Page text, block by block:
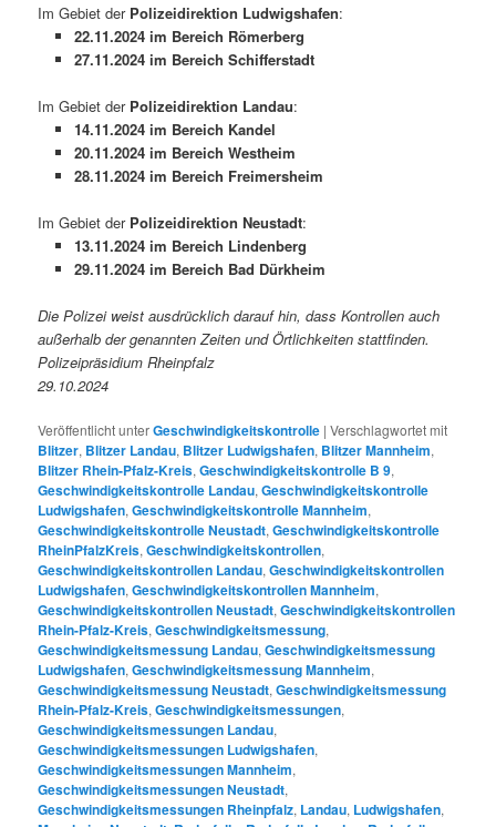
Im Gebiet der Polizeidirektion Ludwigshafen:
22.11.2024 im Bereich Römerberg
27.11.2024 im Bereich Schifferstadt
Im Gebiet der Polizeidirektion Landau:
14.11.2024 im Bereich Kandel
20.11.2024 im Bereich Westheim
28.11.2024 im Bereich Freimersheim
Im Gebiet der Polizeidirektion Neustadt:
13.11.2024 im Bereich Lindenberg
29.11.2024 im Bereich Bad Dürkheim
Die Polizei weist ausdrücklich darauf hin, dass Kontrollen auch
außerhalb der genannten Zeiten und Örtlichkeiten stattfinden.
Polizeipräsidium Rheinpfalz
29.10.2024
Veröffentlicht unterGeschwindigkeitskontrolle |Verschlagwortet mit
Blitzer, Blitzer Landau, Blitzer Ludwigshafen, Blitzer Mannheim,
Blitzer Rhein-Pfalz-Kreis,Geschwindigkeitskontrolle B 9,
Geschwindigkeitskontrolle Landau,Geschwindigkeitskontrolle
Ludwigshafen,Geschwindigkeitskontrolle Mannheim,
Geschwindigkeitskontrolle Neustadt,Geschwindigkeitskontrolle
RheinPfalzKreis,Geschwindigkeitskontrollen,
Geschwindigkeitskontrollen Landau,Geschwindigkeitskontrollen
Ludwigshafen,Geschwindigkeitskontrollen Mannheim,
Geschwindigkeitskontrollen Neustadt,Geschwindigkeitskontrollen
Rhein-Pfalz-Kreis,Geschwindigkeitsmessung,
Geschwindigkeitsmessung Landau,Geschwindigkeitsmessung
Ludwigshafen,Geschwindigkeitsmessung Mannheim,
Geschwindigkeitsmessung Neustadt,Geschwindigkeitsmessung
Rhein-Pfalz-Kreis,Geschwindigkeitsmessungen,
Geschwindigkeitsmessungen Landau,
Geschwindigkeitsmessungen Ludwigshafen,
Geschwindigkeitsmessungen Mannheim,
Geschwindigkeitsmessungen Neustadt,
Geschwindigkeitsmessungen Rheinpfalz, Landau, Ludwigshafen,